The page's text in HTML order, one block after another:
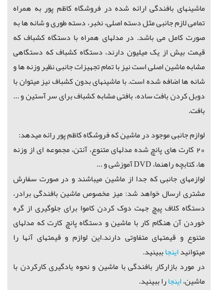
ماشینهای بافندگی ارائه شده در فروشگاه کاظم پور به همراه
تمامی لازم جانبی مثل دسته اصلی، نخبر، دسته طوری و شانه ها به
صورت کامل می باشد. در مدلهای همراه با دستگاه کشباف که
قیمت بیش از یک میلیون دارند، دستگاه کشباف که دستگاهی
مشابه ماشین اصلی است نیز با تمام تجهیزات جانبی نظیر وزنه ها و
شانه ها اضافه شده است. با ماشینهای بدون کشباف نیز میتوان با
دوبل کردن بافت ساده، بافتی مشابه کشباف برای سر آستین و ...
بافت.
لوازم جانبی موجود در ماشین که فروشگاه کاظم پور رائه میدهد:
20 کارت های پانچ شده مدلهای متنوع، آنتن، مجموعه ای از وزنه
ها، کتابچه راهنما، DVD آموزشی و ...
لوازمهای جانبی که جدا از ماشین میباشند و در صورت سفارش
مشتری ارسال خواهد شد: میز مخصوص ماشین بافندگی برادر،
دستگاه کلاف پیچ جهت دوک کردن کاموا برای جلوگیری از گره
خوردن آن هنگام کار با ماشینو دستگاه پانچ کارت که مدلهای
متنوع و قیمتهای متفاوتی دارند.این لوازم و قیمتهای آنها را
میتوانیداینجاببینید.
در مورد بازارکار بافندگی با ماشین و نحوه یادگیری کارکردن با
ماشین،اینجارا ببینید.